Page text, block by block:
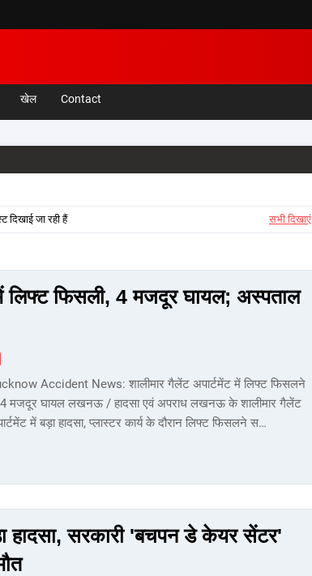
खेल Contact
दिखाई जा रही हैं सभी दिखाएं
लिफ्ट फिसली, 4 मजदूर घायल; अस्पताल
Accident News: शालीमार गैलेंट अपार्टमेंट में लिफ्ट फिसलने
मजदूर घायल लखनऊ / हादसा एवं अपराध लखनऊ के शालीमार गैलेंट
में बड़ा हादसा, प्लास्टर कार्य के दौरान लिफ्ट फिसलने स…
सरकारी 'बचपन डे केयर सेंटर'